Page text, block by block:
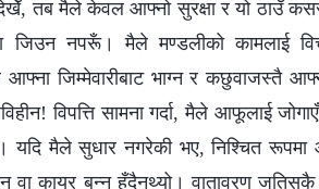
तब मैले केवल आफ्नो सुरक्षा र यो ठाउँ
जिउन नपरूँ। मैले मण्डलीको कामलाई
जिम्मेवारीबाट भाग्न र कछुवाजस्तै
विपत्ति सामना गर्दा, मैले आफूलाई
यदि मैले सुधार नगरेकी भए, निश्चित
वा कायर बन्नु हुँदैनथ्यो। वातावरण